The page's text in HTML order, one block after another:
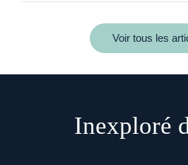
Voir tous les
Inexploré